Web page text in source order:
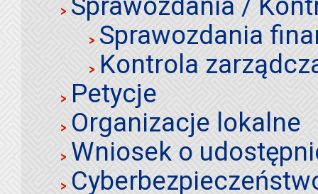
Sprawozdania
Kontrola
Petycje
Organizacje lokalne
Wniosek o